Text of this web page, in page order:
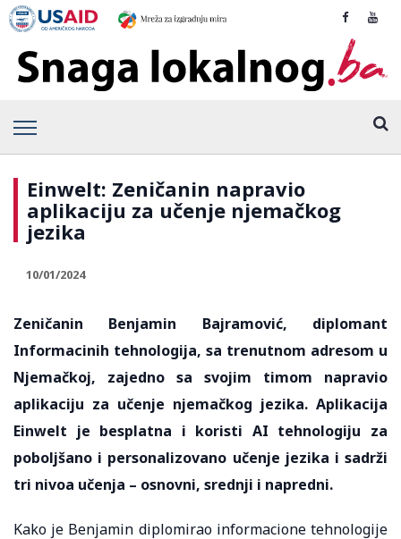
Einwelt: Zeničanin napravio
aplikaciju za učenje njemačkog
jezika
10/01/2024
Zeničanin Benjamin Bajramović, diplomant
Informacinih tehnologija, sa trenutnom adresom u
Njemačkoj, zajedno sa svojim timom napravio
aplikaciju za učenje njemačkog jezika. Aplikacija
Einwelt je besplatna i koristi AI tehnologiju za
poboljšano i personalizovano učenje jezika i sadrži
tri nivoa učenja – osnovni, srednji i napredni.
Kako je Benjamin diplomirao informacione tehnologije